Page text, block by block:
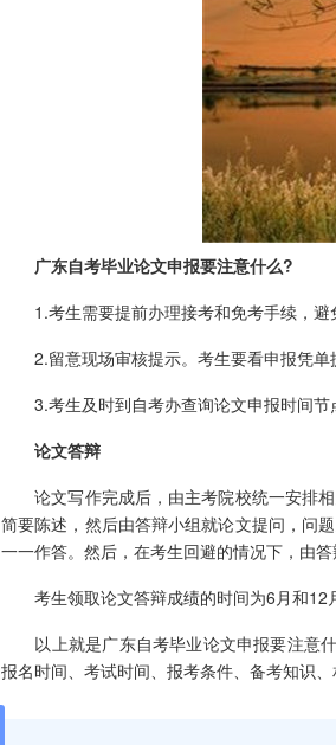
广东自考毕业论文申报要注意什么?
1.考生需要提前办理接考和免考手续，避
2.留意现场审核提示。考生要看申报凭单
3.考生及时到自考办查询论文申报时间节
论文答辩
论文写作完成后，由主考院校统一安排相
简要陈述，然后由答辩小组就论文提问，问
一一作答。然后，在考生回避的情况下，由
考生领取论文答辩成绩的时间为6月和12
以上就是广东自考毕业论文申报要注意什
报名时间、考试时间、报考条件、备考知识